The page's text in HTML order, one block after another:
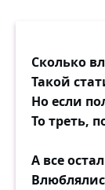
Сколько
Такой
Но если
То треть,
А все